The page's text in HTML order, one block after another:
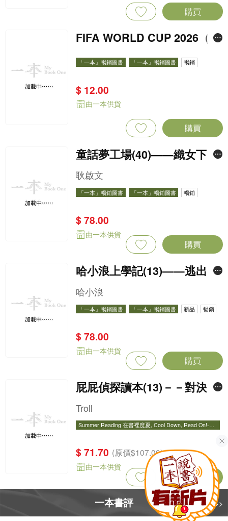
購買
FIFA WORLD CUP 2026（St
icker pack 貼紙包）
「一本」暢銷圖書 「一本」暢銷圖書 暢銷
$ 12.00
由一本供貨
購買
童話夢工場(40)——織女下凡
結奇緣
耿啟文
「一本」暢銷圖書 「一本」暢銷圖書 暢銷
$ 78.00
由一本供貨
購買
哈小浪上學記(13)——逃出神
奇博物館
哈小浪
「一本」暢銷圖書 「一本」暢銷圖書 新品 暢銷
$ 78.00
由一本供貨
購買
屁屁偵探讀本(13)－－對決！
怪盜學院（星星篇）
Troll
Summer Reading 在書裡度夏, Cool Down, Read On!-精
暢銷
$ 71.70 (原價$107.00)
由一本供貨
購買
一本書評 更多>